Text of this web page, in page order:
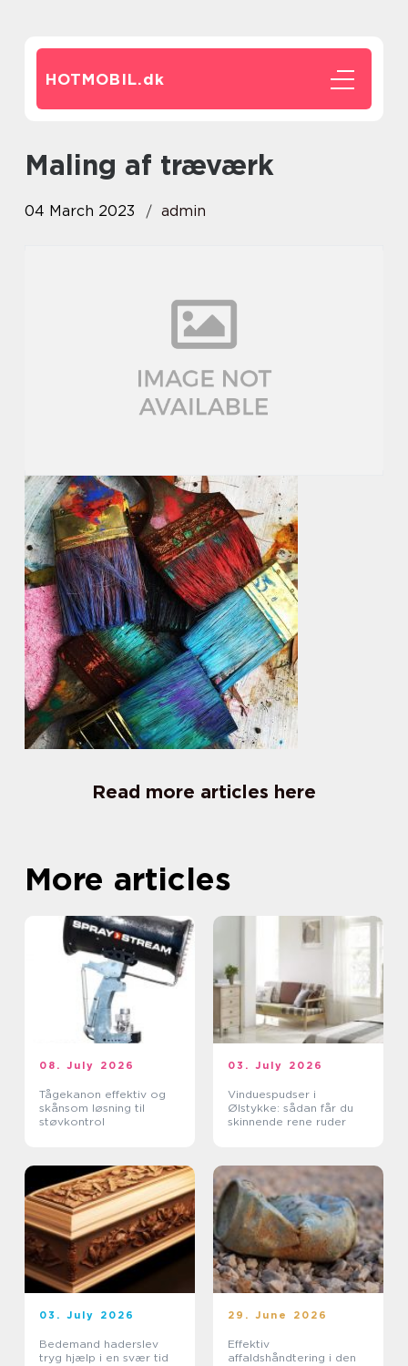
HOTMOBIL.dk
Maling af træværk
04 March 2023 admin
Read more articles here
More articles
08. July 2026
Tågekanon effektiv og
skånsom løsning til
støvkontrol
03. July 2026
Vinduespudser i
Ølstykke: sådan får du
skinnende rene ruder
03. July 2026
Bedemand haderslev
tryg hjælp i en svær tid
29. June 2026
Effektiv
affaldshåndtering i den